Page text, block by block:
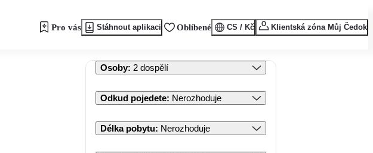
Pro vás Stáhnout aplikaci Oblíbené CS / Kč Klientská zóna Můj Čedok
Osoby: 2 dospělí
Odkud pojedete: Nerozhoduje
Délka pobytu: Nerozhoduje